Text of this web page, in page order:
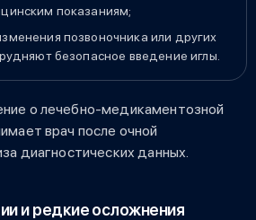
показаниям;
позвоночника или других
безопасное введение иглы.
о лечебно-медикаментозной
врач после очной
диагностических данных.
и редкие осложнения